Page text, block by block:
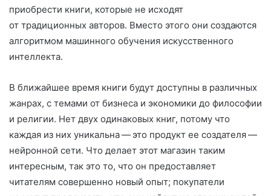
приобрести книги, которые не исходят
от традиционных авторов. Вместо этого они создаются
алгоритмом машинного обучения искусственного
интеллекта.
В ближайшее время книги будут доступны в различных
жанрах, с темами от бизнеса и экономики до философии
и религии. Нет двух одинаковых книг, потому что
каждая из них уникальна — это продукт ее создателя —
нейронной сети. Что делает этот магазин таким
интересным, так это то, что он предоставляет
читателям совершенно новый опыт; покупатели